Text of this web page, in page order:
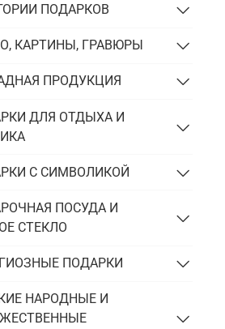
ПОДАРКОВ
КАРТИНЫ, ГРАВЮРЫ
ПРОДУКЦИЯ
ДЛЯ ОТДЫХА И
С СИМВОЛИКОЙ
ПОСУДА И
СТЕКЛО
ПОДАРКИ
НАРОДНЫЕ И